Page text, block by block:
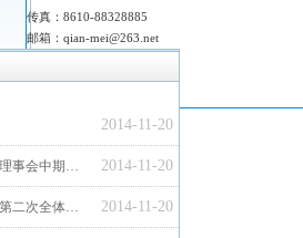
传真：8610-88328885
邮箱： qian-mei@263.net
2014-11-20
2014-11-20
建筑给水排水研究分会第二届理事会中期工作报告
2014-11-20
建筑给水排水研究分会第二届第二次全体会员大会暨学术交流会会议纪要